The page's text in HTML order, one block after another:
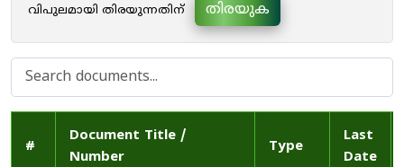
വിപുലമായി തിരയുന്നതിന്
തിരയുക
#
Document Title /
Number
Type
Last
Date